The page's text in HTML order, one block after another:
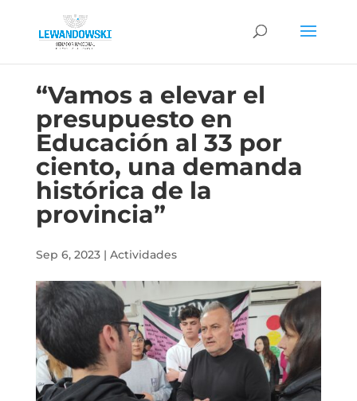
“Vamos a elevar el
presupuesto en
Educación al 33 por
ciento, una demanda
histórica de la
provincia”
Sep 6, 2023| Actividades